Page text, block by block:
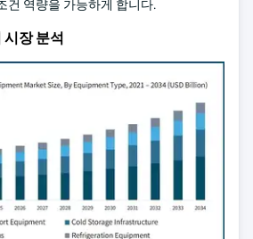
건 역량을 가능하게 합니다.
장 분석